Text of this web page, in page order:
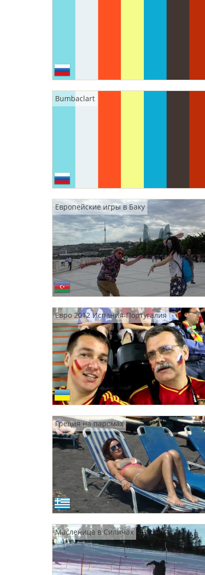
Bumbaclart
Европейские игры в Баку
Евро 2012 Испания-Португалия
Греция на паромах
Масленица в Силичах